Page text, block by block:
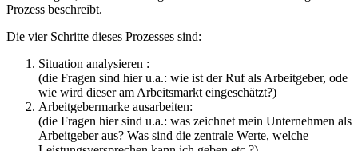
Prozess beschreibt.
Die vier Schritte dieses Prozesses sind:
Situation analysieren :
(die Fragen sind hier u.a.: wie ist der Ruf als Arbeitgeber, ode
wie wird dieser am Arbeitsmarkt eingeschätzt?)
Arbeitgebermarke ausarbeiten:
(die Fragen hier sind u.a.: was zeichnet mein Unternehmen als
Arbeitgeber aus? Was sind die zentrale Werte, welche